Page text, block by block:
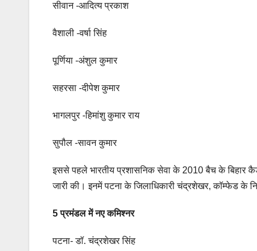
सीवान -आदित्य प्रकाश
वैशाली -वर्षा सिंह
पूर्णिया -अंशुल कुमार
सहरसा -दीपेश कुमार
भागलपुर -हिमांशु कुमार राय
सुपौल -सावन कुमार
इससे पहले भारतीय प्रशासनिक सेवा के 2010 बैच के बिहार
जारी की। इनमें पटना के जिलाधिकारी चंद्रशेखर, कॉम्फेड के
5 प्रमंडल में नए कमिश्नर
पटना- डॉ. चंद्रशेखर सिंह